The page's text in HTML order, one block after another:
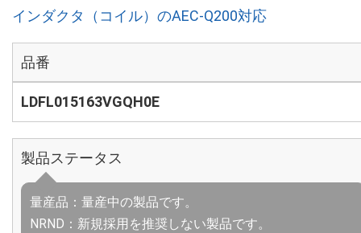
インダクタ（コイル）のAEC-Q200対応
品番
LDFL015163VGQH0E
製品ステータス
量産品：量産中の製品です。
NRND：新規採用を推奨しない製品です。